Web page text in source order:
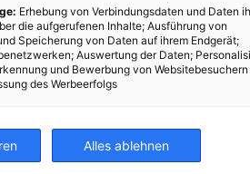
Erhebung von Verbindungsdaten und Daten
die aufgerufenen Inhalte; Ausführung von
Speicherung von Daten auf ihrem Endgerät;
Auswertung der Daten;
und Bewerbung von
des Werbeerfolgs
Alles ablehnen